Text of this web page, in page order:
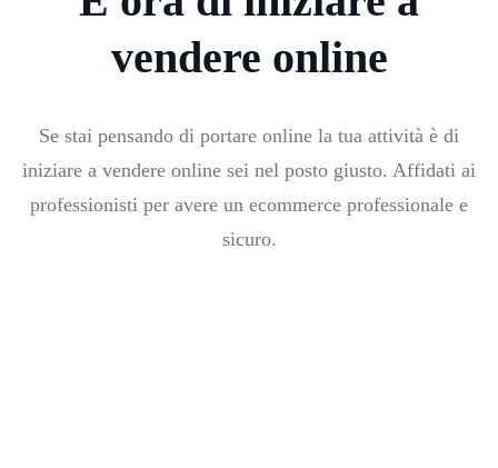
vendere online
Se stai pensando di portare online la tua attività è di
iniziare a vendere online sei nel posto giusto. Affidati ai
professionisti per avere un ecommerce professionale e
sicuro.